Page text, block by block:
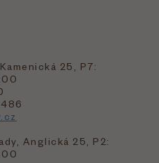
25, P7:
Anglická 25, P2: